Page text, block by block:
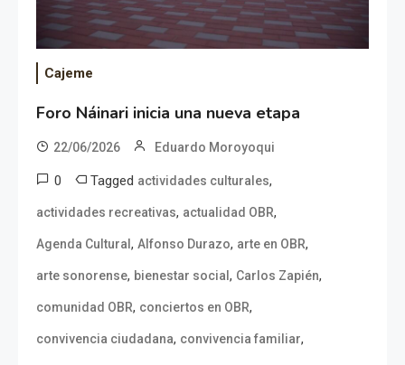
Cajeme
Foro Náinari inicia una nueva etapa
22/06/2026 Eduardo Moroyoqui
0 Tagged actividades culturales,
actividades recreativas, actualidad OBR,
Agenda Cultural , Alfonso Durazo, arte en OBR,
arte sonorense, bienestar social , Carlos Zapién,
comunidad OBR, conciertos en OBR,
convivencia ciudadana, convivencia familiar,